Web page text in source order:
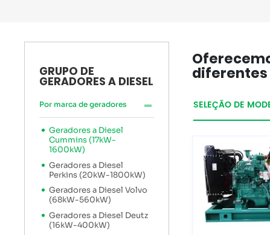
diferentes
SELEÇÃO DE
GRUPO DE
GERADORES A DIESEL
Por marca de geradores
Geradores a Diesel
Cummins (17kW-
1600kW)
Geradores a Diesel
Perkins (20kW-1800kW)
Geradores a Diesel Volvo
(68kW-560kW)
Geradores a Diesel Deutz
(16kW-400kW)